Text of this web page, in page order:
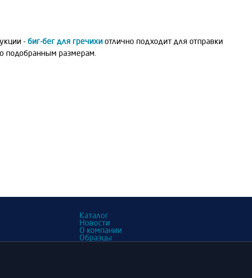
- биг-бег для гречихи отлично подходит для отправки
подобранным размерам.
Каталог
Новости
О компании
Образцы
Акция